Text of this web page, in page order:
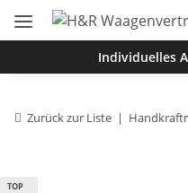
Individuelles
Zurück zur Liste
TOP